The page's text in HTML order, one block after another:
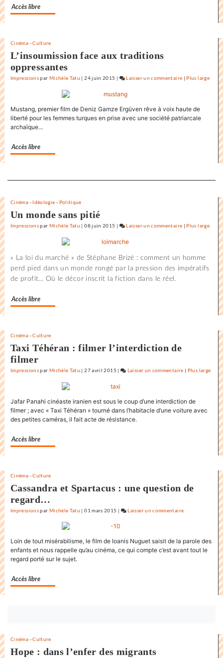
Accès libre
Cinéma -Culture
L’insoumission face aux traditions
oppressantes
Impressionspar Michèle Tatu |24 juin 2015 Laisser un commentaire on
monde
au
Plus large
Mustang, premier film de Deniz Gamze Ergüven rêve à voix haute de
liberté pour les femmes turques en prise avec une société patriarcale
archaïque…
Accès libre
Separateur
Cinéma - Idéologie - Politique
Un monde sans pitié
Impressionspar Michèle Tatu |08 juin 2015 | Laisser un commentaire on
monde
au
| Plus large
« La loi du marché » de Stéphane Brizé : comment un homme
perd pied dans un monde rongé par la pression des impératifs
de profit… Où le décor inscrit la fiction dans le réel.
Accès libre
Cinéma -Culture
Taxi Téhéran : filmer l’interdiction de
filmer
Impressionspar Michèle Tatu |27 avril 2015 | Laisser un commentaire on
monde
au
Rochelle
| Plus large
Jafar Panahi cinéaste iranien est sous le coup d’une interdiction de
filmer ; avec « Taxi Téhéran » tourné dans l’habitacle d’une voiture avec
des petites caméras, il fait acte de résistance.
Accès libre
Cinéma -Culture
Cassandra et Spartacus : une question de
regard…
Impressionspar Michèle Tatu |01 mars 2015 | Laisser un commentaire
monde
au
Loin de tout misérabilisme, le film de Ioanis Nuguet saisit de la parole des
enfants et nous rappelle qu’au cinéma, ce qui compte c’est avant tout le
regard porté sur le sujet.
Accès libre
vous
maintenant
Cinéma -Culture
Hope : dans l’enfer des migrants